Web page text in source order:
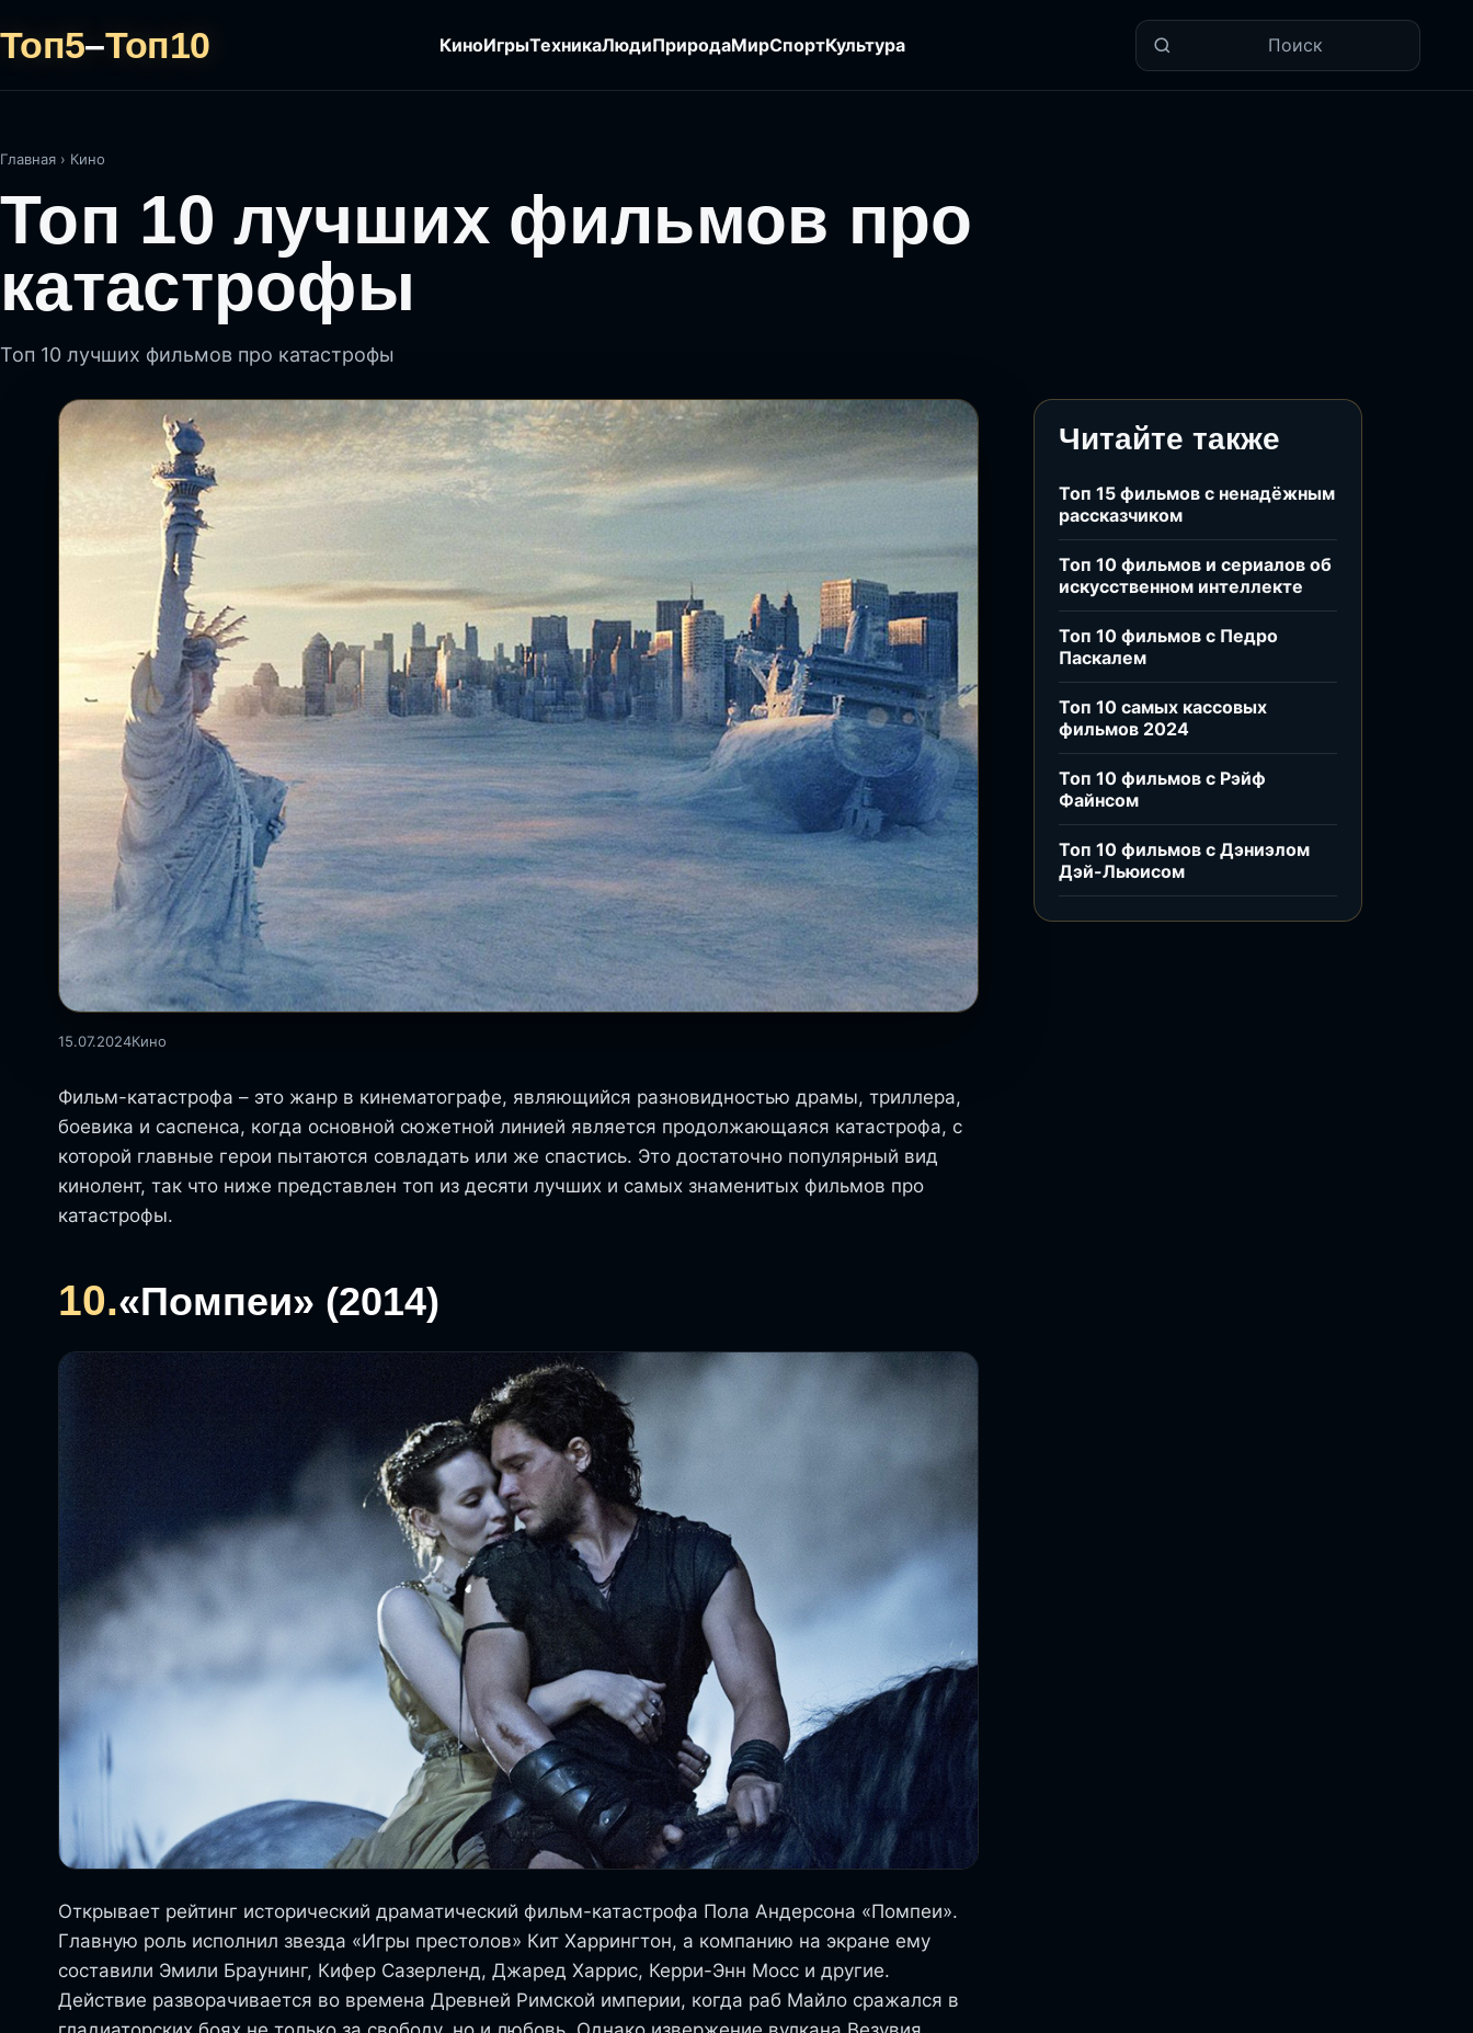
Топ5–Топ10 КиноИгрыТехникаЛюдиПриродаМирСпортКультура Поиск
Главная › Кино
Топ 10 лучших фильмов про
катастрофы
Топ 10 лучших фильмов про катастрофы
15.07.2024Кино
Фильм-катастрофа – это жанр в кинематографе, являющийся разновидностью драмы, триллера,
боевика и саспенса, когда основной сюжетной линией является продолжающаяся катастрофа, с
которой главные герои пытаются совладать или же спастись. Это достаточно популярный вид
кинолент, так что ниже представлен топ из десяти лучших и самых знаменитых фильмов про
катастрофы.
10.«Помпеи» (2014)
Открывает рейтинг исторический драматический фильм-катастрофа Пола Андерсона «Помпеи».
Главную роль исполнил звезда «Игры престолов» Кит Харрингтон, а компанию на экране ему
составили Эмили Браунинг, Кифер Сазерленд, Джаред Харрис, Керри-Энн Мосс и другие.
Действие разворачивается во времена Древней Римской империи, когда раб Майло сражался в
Читайте также
Топ 15 фильмов с ненадёжным
рассказчиком
Топ 10 фильмов и сериалов об
искусственном интеллекте
Топ 10 фильмов с Педро
Паскалем
Топ 10 самых кассовых
фильмов 2024
Топ 10 фильмов с Рэйф
Файнсом
Топ 10 фильмов с Дэниэлом
Дэй-Льюисом